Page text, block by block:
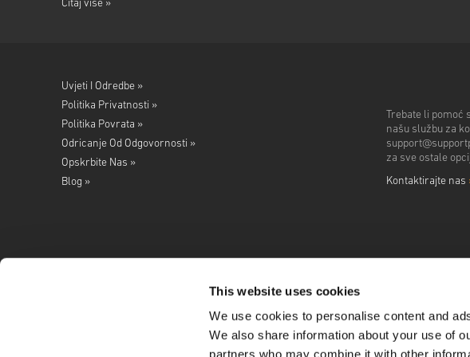
This website uses cookies
We use cookies to personalise content and
We also share information about your use of
partners who may combine it with other
Čitaj više »
Uvjeti I Odredbe »
Politika Privatnosti »
Politika Povrata »
Odricanje Od Odgovornosti »
Opskrbite Nas »
Blog »
Trebate li pomoć
našu službu za
za sve ostale
Kontaktirajte nas